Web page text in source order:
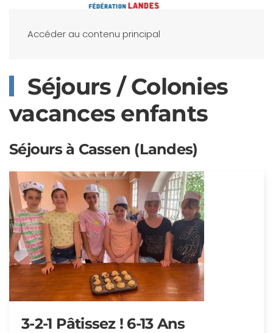
Accéder au contenu principal
Séjours / Colonies
vacances enfants
Séjours à Cassen (Landes)
3-2-1 Pâtissez ! 6-13 Ans